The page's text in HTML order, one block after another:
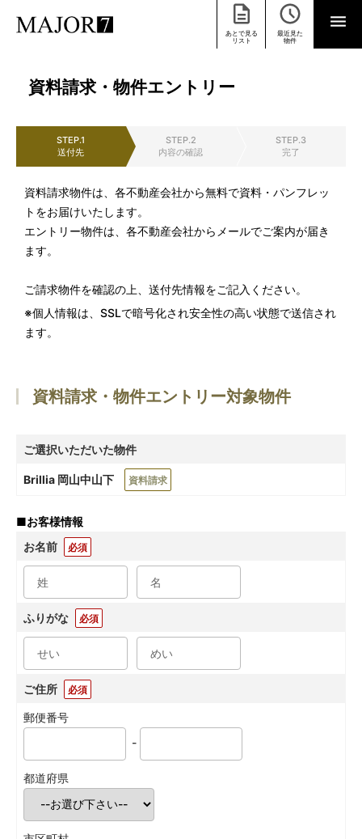
あとで見る
リスト
最近見た
物件
資料請求・物件エントリー
STEP.1
送付先
STEP.2
内容の確認
STEP.3
完了
資料請求物件は、各不動産会社から無料で資料・パンフレッ
トをお届けいたします。
エントリー物件は、各不動産会社からメールでご案内が届き
ます。
ご請求物件を確認の上、送付先情報をご記入ください。
※個人情報は、SSLで暗号化され安全性の高い状態で送信され
ます。
資料請求・物件エントリー対象物件
ご選択いただいた物件
Brillia 岡山中山下 資料請求
■お客様情報
お名前
必須
ふりがな 必須
ご住所 必須
郵便番号
-
都道府県